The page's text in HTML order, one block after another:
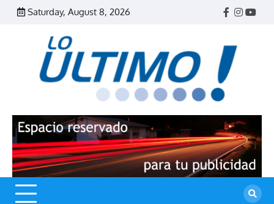
Skip
Saturday, August 8, 2026
Facebook